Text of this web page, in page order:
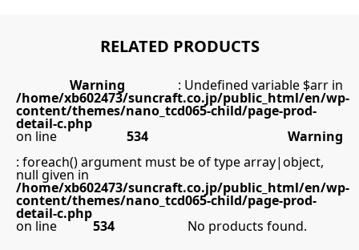
RELATED PRODUCTS
Warning : Undefined variable $arr in
/home/xb602473/suncraft.co.jp/public_html/en/wp-
content/themes/nano_tcd065-child/page-prod-
detail-c.php
on line 534
Warning
: foreach() argument must be of type array|object,
null given in
/home/xb602473/suncraft.co.jp/public_html/en/wp-
content/themes/nano_tcd065-child/page-prod-
detail-c.php
on line 534 No products found.